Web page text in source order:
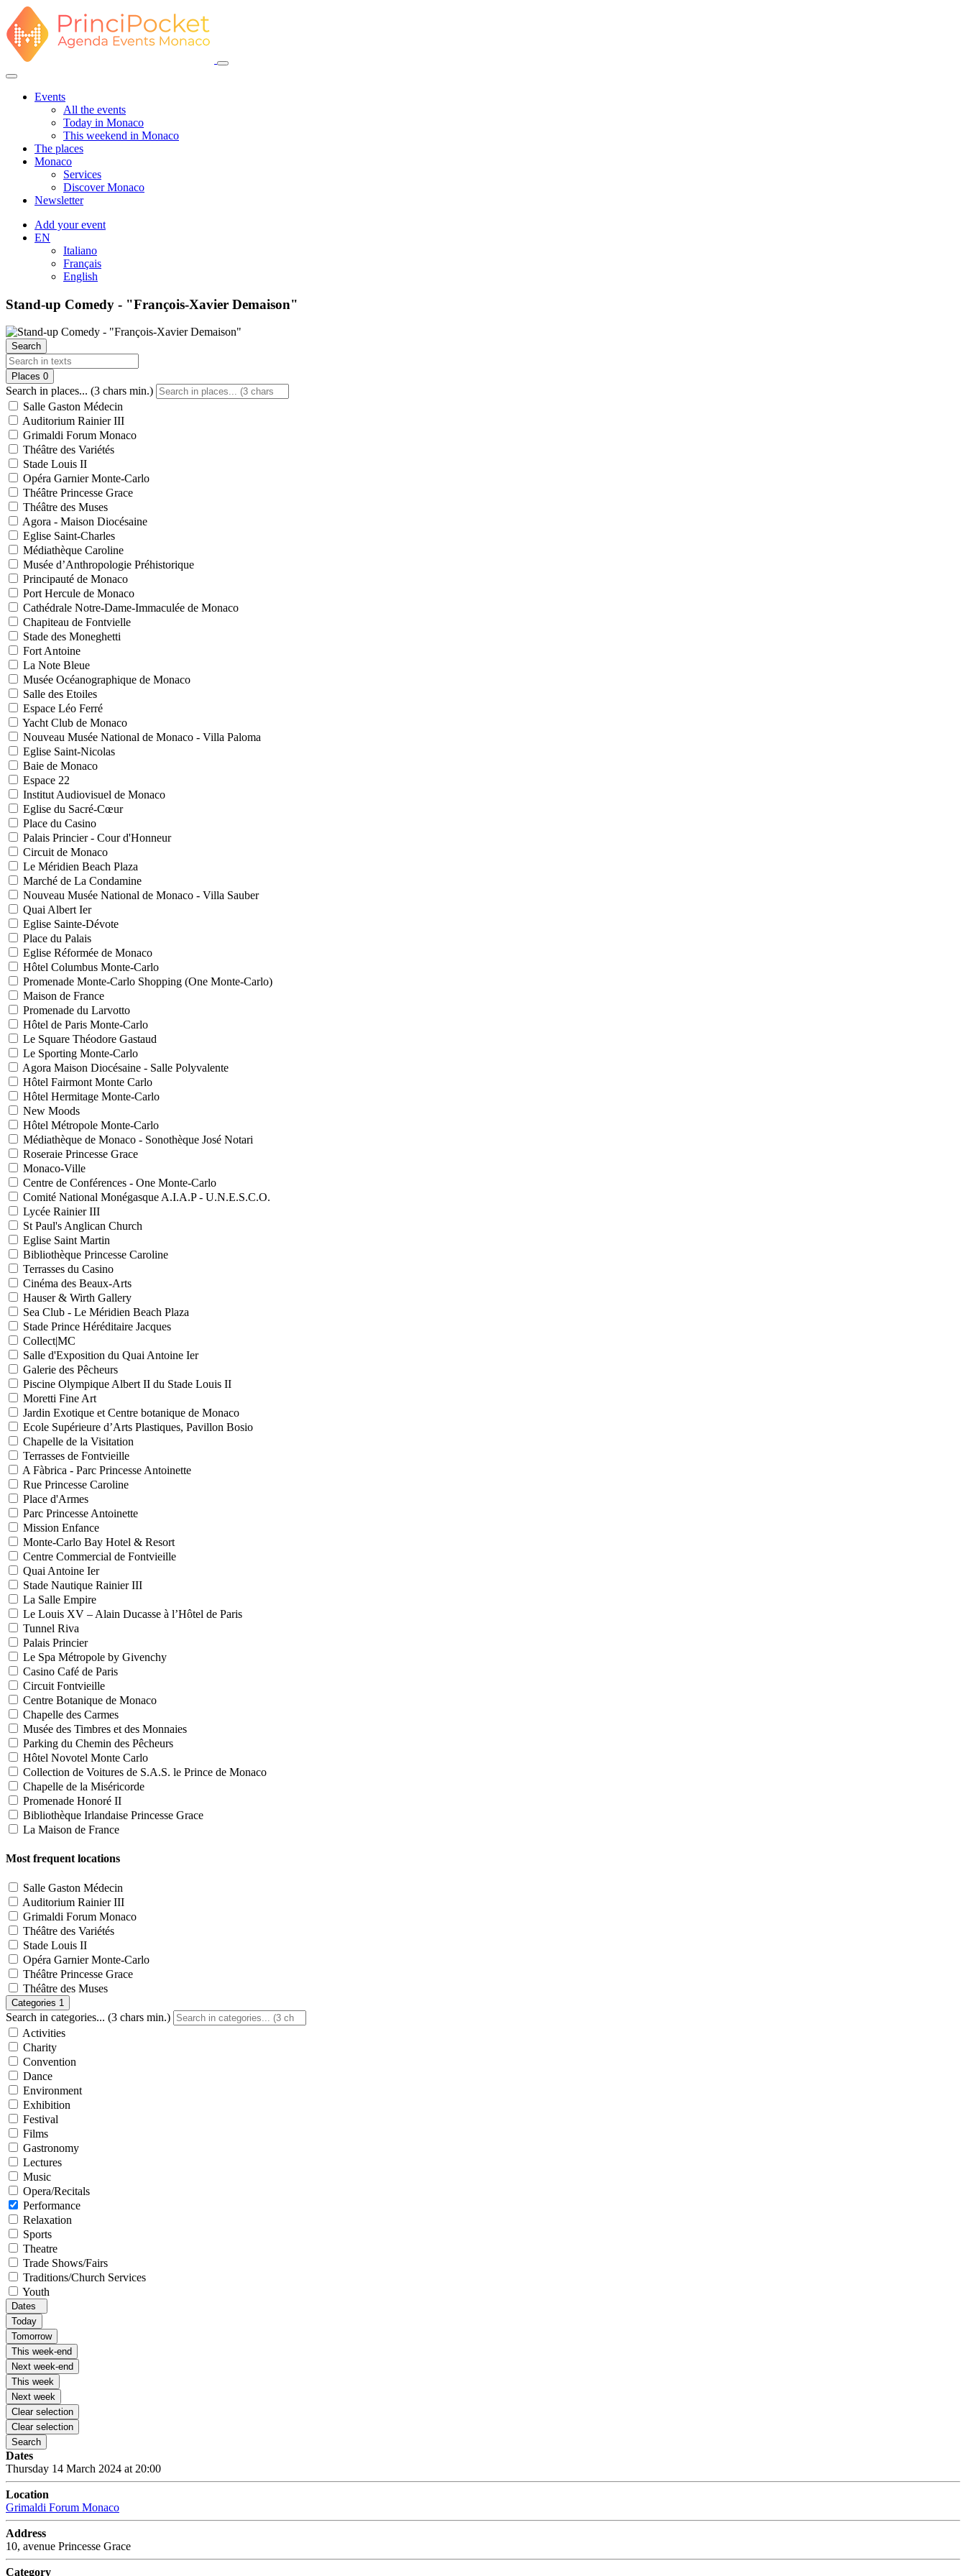
Events
All the events
Today in Monaco
This weekend in Monaco
The places
Monaco
Services
Discover Monaco
Newsletter
Add your event
EN
Italiano
Français
English
Stand-up Comedy - "François-Xavier Demaison"
Search
Places 0
Search in places... (3 chars min.)
Salle Gaston Médecin
Auditorium Rainier III
Grimaldi Forum Monaco
Théâtre des Variétés
Stade Louis II
Opéra Garnier Monte-Carlo
Théâtre Princesse Grace
Théâtre des Muses
Agora - Maison Diocésaine
Eglise Saint-Charles
Médiathèque Caroline
Musée d’Anthropologie Préhistorique
Principauté de Monaco
Port Hercule de Monaco
Cathédrale Notre-Dame-Immaculée de Monaco
Chapiteau de Fontvielle
Stade des Moneghetti
Fort Antoine
La Note Bleue
Musée Océanographique de Monaco
Salle des Etoiles
Espace Léo Ferré
Yacht Club de Monaco
Nouveau Musée National de Monaco - Villa Paloma
Eglise Saint-Nicolas
Baie de Monaco
Espace 22
Institut Audiovisuel de Monaco
Eglise du Sacré-Cœur
Place du Casino
Palais Princier - Cour d'Honneur
Circuit de Monaco
Le Méridien Beach Plaza
Marché de La Condamine
Nouveau Musée National de Monaco - Villa Sauber
Quai Albert Ier
Eglise Sainte-Dévote
Place du Palais
Eglise Réformée de Monaco
Hôtel Columbus Monte-Carlo
Promenade Monte-Carlo Shopping (One Monte-Carlo)
Maison de France
Promenade du Larvotto
Hôtel de Paris Monte-Carlo
Le Square Théodore Gastaud
Le Sporting Monte-Carlo
Agora Maison Diocésaine - Salle Polyvalente
Hôtel Fairmont Monte Carlo
Hôtel Hermitage Monte-Carlo
New Moods
Hôtel Métropole Monte-Carlo
Médiathèque de Monaco - Sonothèque José Notari
Roseraie Princesse Grace
Monaco-Ville
Centre de Conférences - One Monte-Carlo
Comité National Monégasque A.I.A.P - U.N.E.S.C.O.
Lycée Rainier III
St Paul's Anglican Church
Eglise Saint Martin
Bibliothèque Princesse Caroline
Terrasses du Casino
Cinéma des Beaux-Arts
Hauser & Wirth Gallery
Sea Club - Le Méridien Beach Plaza
Stade Prince Héréditaire Jacques
Collect|MC
Salle d'Exposition du Quai Antoine Ier
Galerie des Pêcheurs
Piscine Olympique Albert II du Stade Louis II
Moretti Fine Art
Jardin Exotique et Centre botanique de Monaco
Ecole Supérieure d’Arts Plastiques, Pavillon Bosio
Chapelle de la Visitation
Terrasses de Fontvieille
A Fàbrica - Parc Princesse Antoinette
Rue Princesse Caroline
Place d'Armes
Parc Princesse Antoinette
Mission Enfance
Monte-Carlo Bay Hotel & Resort
Centre Commercial de Fontvieille
Quai Antoine Ier
Stade Nautique Rainier III
La Salle Empire
Le Louis XV – Alain Ducasse à l’Hôtel de Paris
Tunnel Riva
Palais Princier
Le Spa Métropole by Givenchy
Casino Café de Paris
Circuit Fontvieille
Centre Botanique de Monaco
Chapelle des Carmes
Musée des Timbres et des Monnaies
Parking du Chemin des Pêcheurs
Hôtel Novotel Monte Carlo
Collection de Voitures de S.A.S. le Prince de Monaco
Chapelle de la Miséricorde
Promenade Honoré II
Bibliothèque Irlandaise Princesse Grace
La Maison de France
Most frequent locations
Salle Gaston Médecin
Auditorium Rainier III
Grimaldi Forum Monaco
Théâtre des Variétés
Stade Louis II
Opéra Garnier Monte-Carlo
Théâtre Princesse Grace
Théâtre des Muses
Categories 1
Search in categories... (3 chars min.)
Activities
Charity
Convention
Dance
Environment
Exhibition
Festival
Films
Gastronomy
Lectures
Music
Opera/Recitals
Performance
Relaxation
Sports
Theatre
Trade Shows/Fairs
Traditions/Church Services
Youth
Dates
Today
Tomorrow
This week-end
Next week-end
This week
Next week
Clear selection
Clear selection
Search
Dates
Thursday 14 March 2024 at 20:00
Location
Grimaldi Forum Monaco
Address
10, avenue Princesse Grace
Category